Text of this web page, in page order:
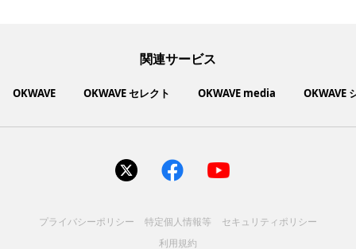
関連サービス
OKWAVE OKWAVE セレクト OKWAVE media OKWAVE
生活・暮らし
健康食品・サプリバス用品
ト
い物サイト
富士通クライアントコンピュ
ス
プライバシーポリシー 特定個人情報等
セキュリティポリシー
利用規約